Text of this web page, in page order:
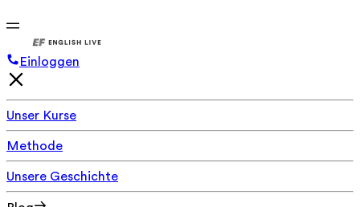
Einloggen
Unser Kurse
Methode
Unsere Geschichte